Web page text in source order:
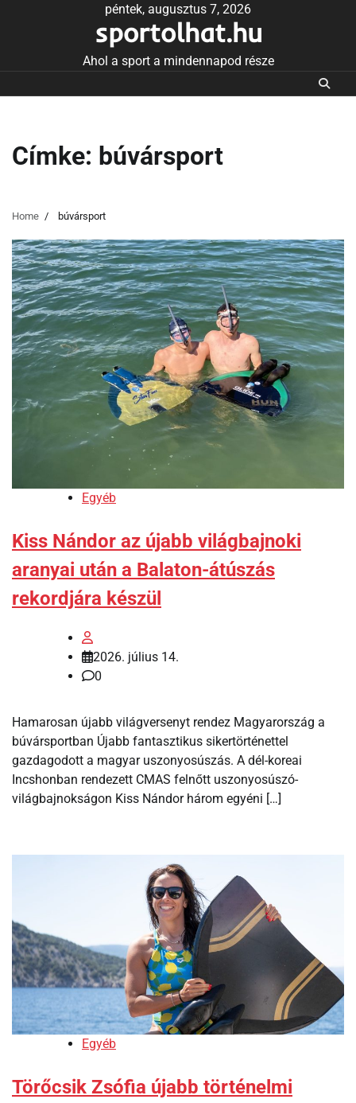
péntek, augusztus 7, 2026
sportolhat.hu
Ahol a sport a mindennapod része
Címke: búvársport
Home búvársport
Egyéb
Kiss Nándor az újabb világbajnoki
aranyai után a Balaton-átúszás
rekordjára készül
2026. július 14.
0
Hamarosan újabb világversenyt rendez Magyarország a
búvársportban Újabb fantasztikus sikertörténettel
gazdagodott a magyar uszonyosúszás. A dél-koreai
Incshonban rendezett CMAS felnőtt uszonyosúszó-
világbajnokságon Kiss Nándor három egyéni […]
Egyéb
Törőcsik Zsófia újabb történelmi